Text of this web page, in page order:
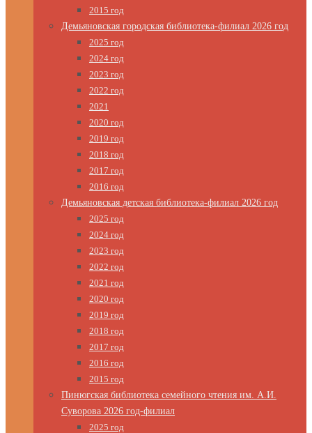
2015 год
Демьяновская городская библиотека-филиал 2026 год
2025 год
2024 год
2023 год
2022 год
2021
2020 год
2019 год
2018 год
2017 год
2016 год
Демьяновская детская библиотека-филиал 2026 год
2025 год
2024 год
2023 год
2022 год
2021 год
2020 год
2019 год
2018 год
2017 год
2016 год
2015 год
Пинюгская библиотека семейного чтения им. А.И.
Суворова 2026 год-филиал
2025 год